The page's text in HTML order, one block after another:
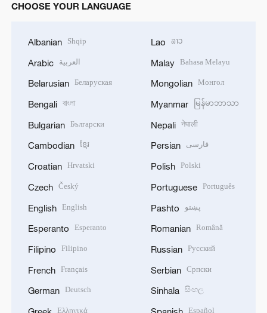
CHOOSE YOUR LANGUAGE
Albanian Shqip
Arabic العربية
Belarusian Беларуская
Bengali বাংলা
Bulgarian Български
Cambodian ខ្មែរ
Croatian Hrvatski
Czech Český
English English
Esperanto Esperanto
Filipino Filipino
French Français
German Deutsch
Ελληνικά
Lao ລາວ
Malay Bahasa Melayu
Mongolian Монгол
Myanmar မြန်မာဘာသာ
Nepali नेपाली
Persian فارسی
Polish Polski
Portuguese Português
Pashto پښتو
Romanian Română
Russian Русский
Serbian Српски
Sinhala සිංහල
Español